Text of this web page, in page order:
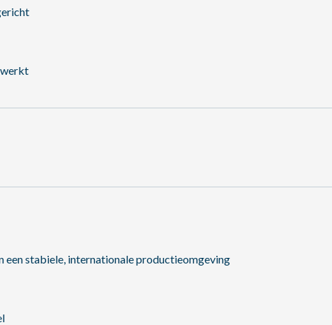
werkt
een stabiele, internationale productieomgeving